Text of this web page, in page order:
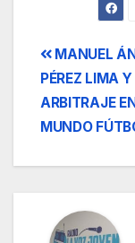
de
MANUEL
PÉREZ LIMA Y
ARBITRAJE
MUNDO